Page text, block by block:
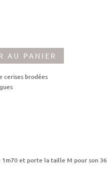
AU PANIER
cerises brodées
1m70 et porte la taille M pour son